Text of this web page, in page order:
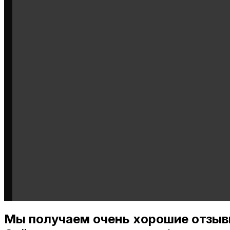
Мы получаем очень хорошие